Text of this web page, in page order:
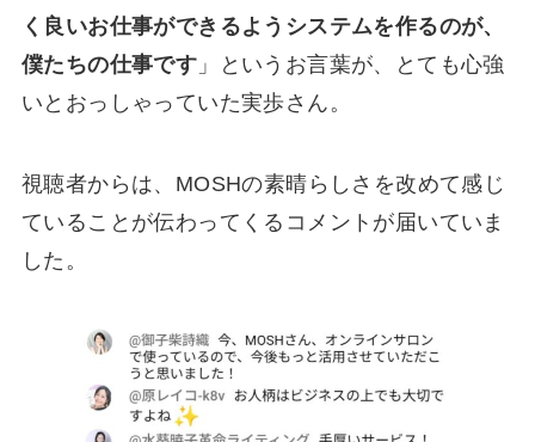
く良いお仕事ができるようシステムを作るのが、
僕たちの仕事です 」というお言葉が、とても心強
いとおっしゃっていた実歩さん。
視聴者からは、MOSHの素晴らしさを改めて感じ
ていることが伝わってくるコメントが届いていま
した。